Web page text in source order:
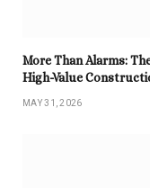
More Than Alarms:
High-Value
MAY 31, 2026